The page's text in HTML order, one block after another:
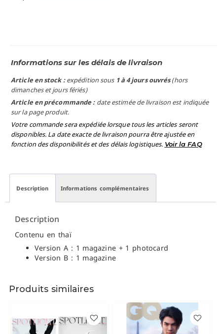
Informations sur les délais de livraison
Article en stock :expédition sous 1 à 4 jours ouvrés(hors
dimanches et jours fériés)
Article en précommande : date estimée de livraison est indiquée
sur la page produit.
Votre commande sera expédiée lorsque tous les articles seront
disponibles. La date exacte de livraison pourra être ajustée en
fonction des disponibilités et des délais logistiques. Voir la FAQ
Description Informations complémentaires
Description
Contenu en thaï
Version A : 1 magazine + 1 photocard
Version B : 1 magazine
Produits similaires